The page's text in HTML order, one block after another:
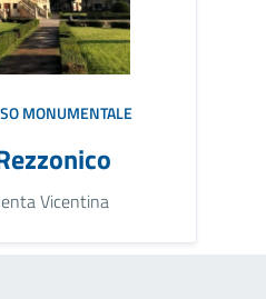
MONUMENTALE
Vicentina